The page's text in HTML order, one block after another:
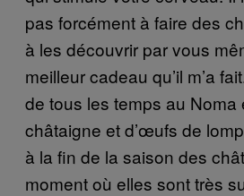
pas forcément à faire des
à les découvrir par vous
meilleur cadeau qu’il m’a
de tous les temps au Noma
châtaigne et d’œufs de
à la fin de la saison des
moment où elles sont très